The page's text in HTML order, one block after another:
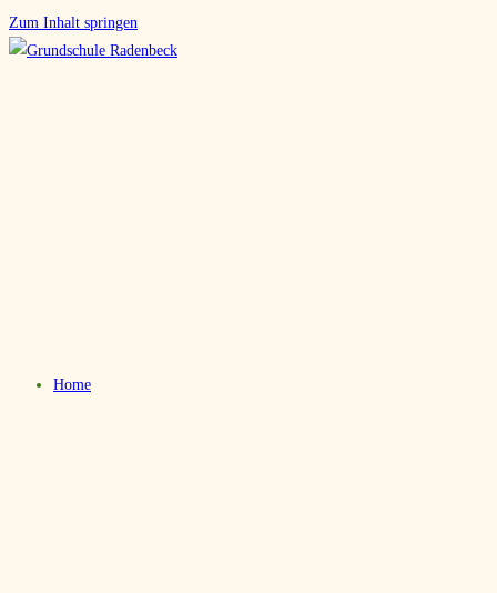
Zum Inhalt springen
Home